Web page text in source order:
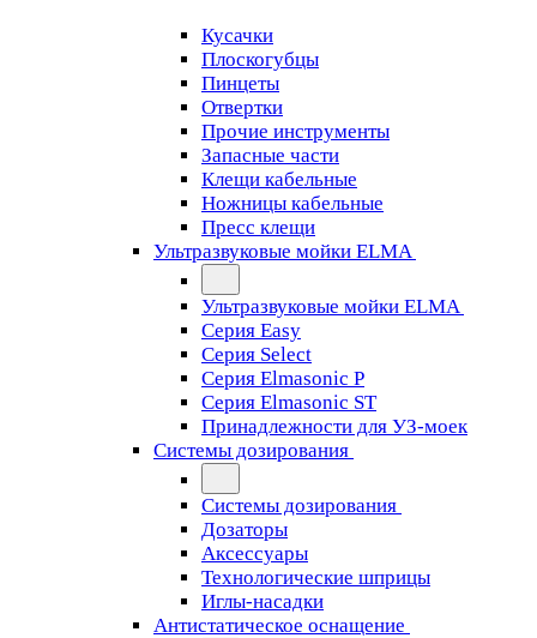
Кусачки
Плоскогубцы
Пинцеты
Отвертки
Прочие инструменты
Запасные части
Клещи кабельные
Ножницы кабельные
Пресс клещи
Ультразвуковые мойки ELMA
Ультразвуковые мойки ELMA
Серия Easy
Серия Select
Серия Elmasonic P
Серия Elmasonic ST
Принадлежности для УЗ-моек
Системы дозирования
Системы дозирования
Дозаторы
Аксессуары
Технологические шприцы
Иглы-насадки
Антистатическое оснащение